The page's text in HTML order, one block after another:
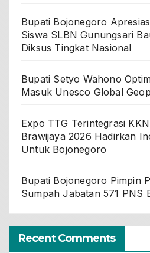
Bupati Bojonegoro
Siswa SLBN Gunungsari
Diksus Tingkat Nasional
Bupati Setyo Wahono
Masuk Unesco Global
Expo TTG Terintegrasi
Brawijaya 2026 Hadirkan
Untuk Bojonegoro
Bupati Bojonegoro Pimpin
Sumpah Jabatan 571 PNS
Recent Comments